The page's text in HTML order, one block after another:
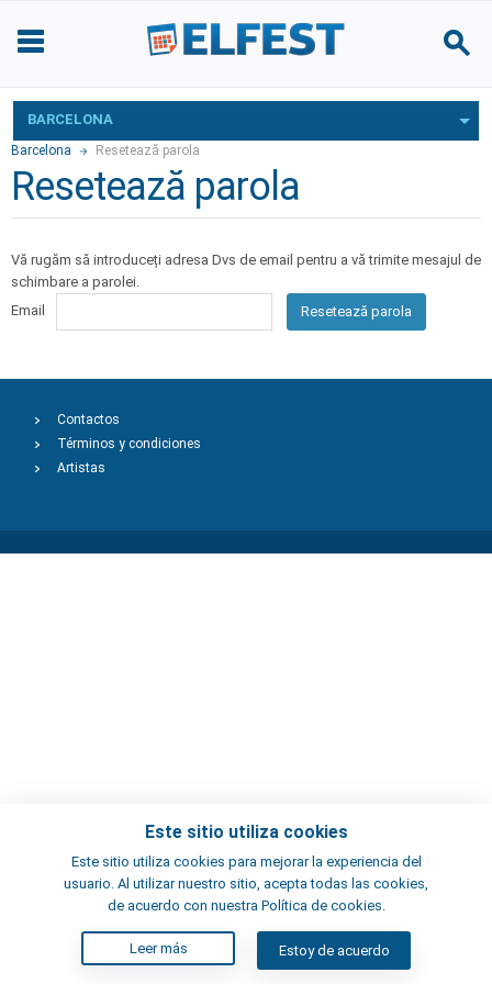
BARCELONA
Barcelona Resetează parola
Resetează parola
Vă rugăm să introduceți adresa Dvs de email pentru a vă trimite mesajul de
schimbare a parolei.
Email
Resetează parola
Este sitio utiliza cookies
Este sitio utiliza cookies para mejorar la experiencia del
usuario. Al utilizar nuestro sitio, acepta todas las cookies,
de acuerdo con nuestra Política de cookies.
Leer más Estoy de acuerdo
Contactos
Términos y condiciones
Artistas